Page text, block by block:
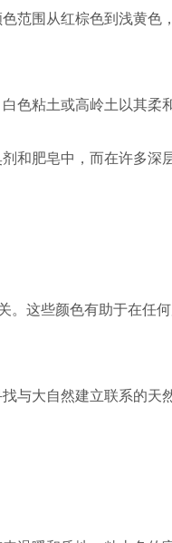
范围从红棕色到浅黄色
色粘土或高岭土以其柔
和肥皂中，而在许多深
这些颜色有助于在任
与大自然建立联系的天